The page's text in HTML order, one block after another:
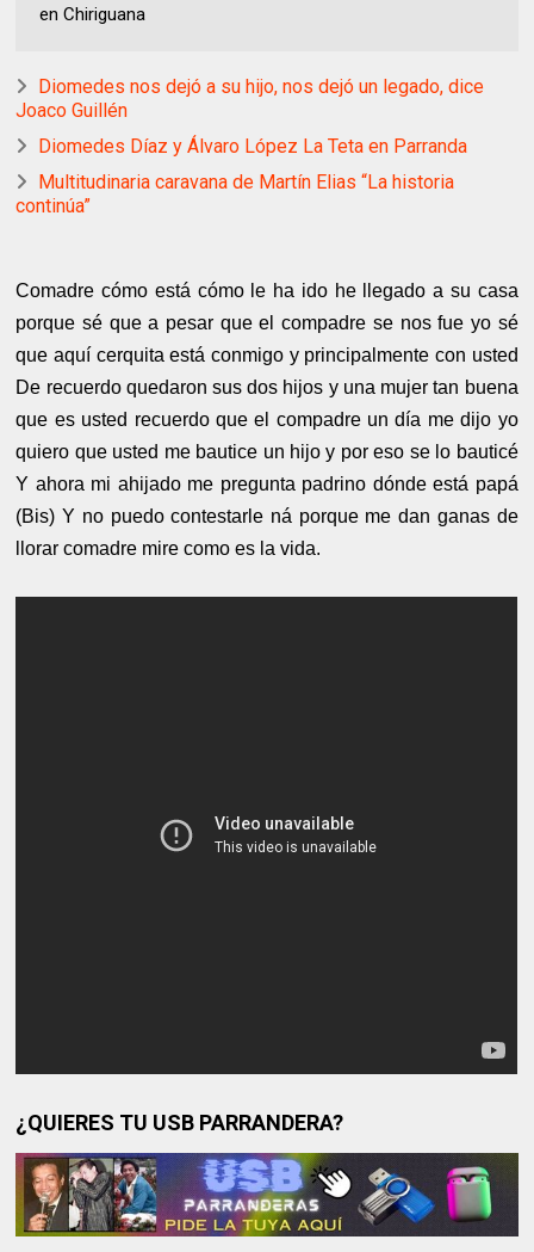
en Chiriguana
Diomedes nos dejó a su hijo, nos dejó un legado, dice
Joaco Guillén
Diomedes Díaz y Álvaro López La Teta en Parranda
Multitudinaria caravana de Martín Elias “La historia
continúa”
Comadre cómo está cómo le ha ido he llegado a su casa
porque sé que a pesar que el compadre se nos fue yo sé
que aquí cerquita está conmigo y principalmente con usted
De recuerdo quedaron sus dos hijos y una mujer tan buena
que es usted recuerdo que el compadre un día me dijo yo
quiero que usted me bautice un hijo y por eso se lo bauticé
Y ahora mi ahijado me pregunta padrino dónde está papá
(Bis) Y no puedo contestarle ná porque me dan ganas de
llorar comadre mire como es la vida.
¿QUIERES TU USB PARRANDERA?